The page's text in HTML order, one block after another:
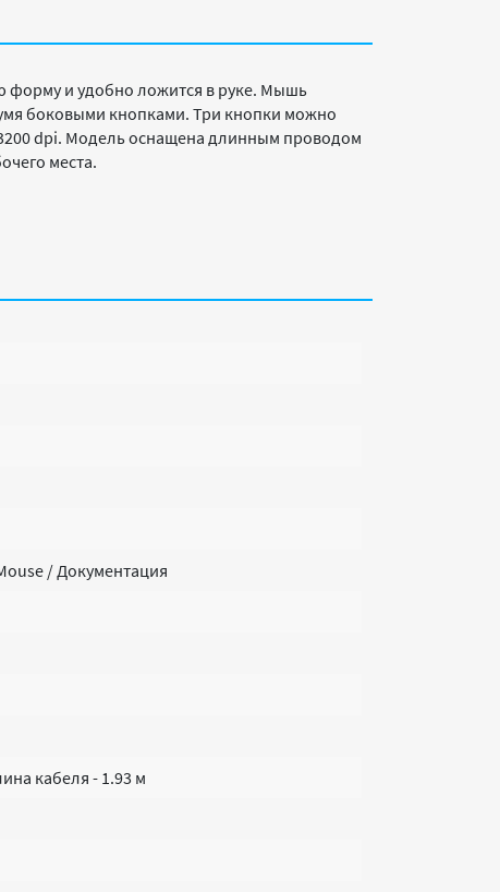
форму и удобно ложится в руке. Мышь
боковыми кнопками. Три кнопки можно
dpi. Модель оснащена длинным проводом
места.
/ Документация
кабеля - 1.93 м